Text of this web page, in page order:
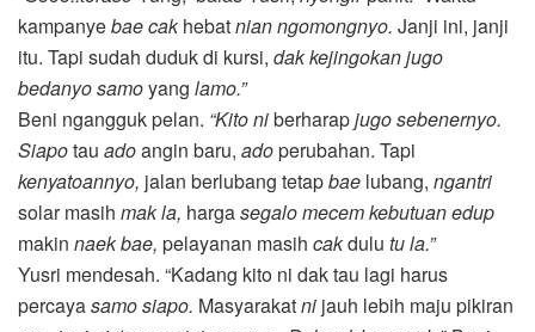
kampanyebae cakhebatnian ngomongnyo. Janji ini, janji
itu. Tapi sudah duduk di kursi, dak kejingokan jugo
bedanyo samoyang lamo.”
Beni ngangguk pelan. “Kito niberharapjugo sebenernyo.
Siapotau adoangin baru, adoperubahan. Tapi
kenyatoannyo, jalan berlubang tetapbae lubang, ngantri
solar masih mak la, hargasegalo mecem kebutuan edup
makin naek bae, pelayanan masih cakdulu tu la.”
Yusri mendesah. “Kadang kito ni dak tau lagi harus
percayasamo siapo. Masyarakatni jauh lebih maju pikiran